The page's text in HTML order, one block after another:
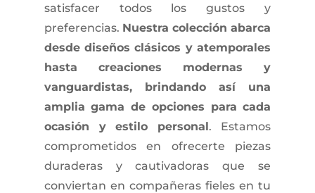
satisfacer todos los gustos y
preferencias. Nuestra colección abarca
desde diseños clásicos y atemporales
hasta creaciones modernas y
vanguardistas, brindando así una
amplia gama de opciones para cada
ocasión y estilo personal. Estamos
comprometidos en ofrecerte piezas
duraderas y cautivadoras que se
conviertan en compañeras fieles en tu